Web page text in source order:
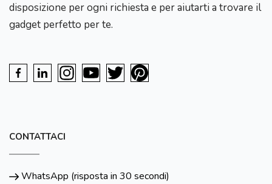
disposizione per ogni richiesta e per aiutarti a trovare il
gadget perfetto per te.
CONTATTACI
WhatsApp (risposta in 30 secondi)